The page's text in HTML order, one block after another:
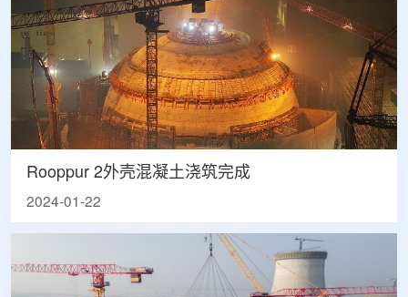
Rooppur 2外壳混凝土浇筑完成
2024-01-22